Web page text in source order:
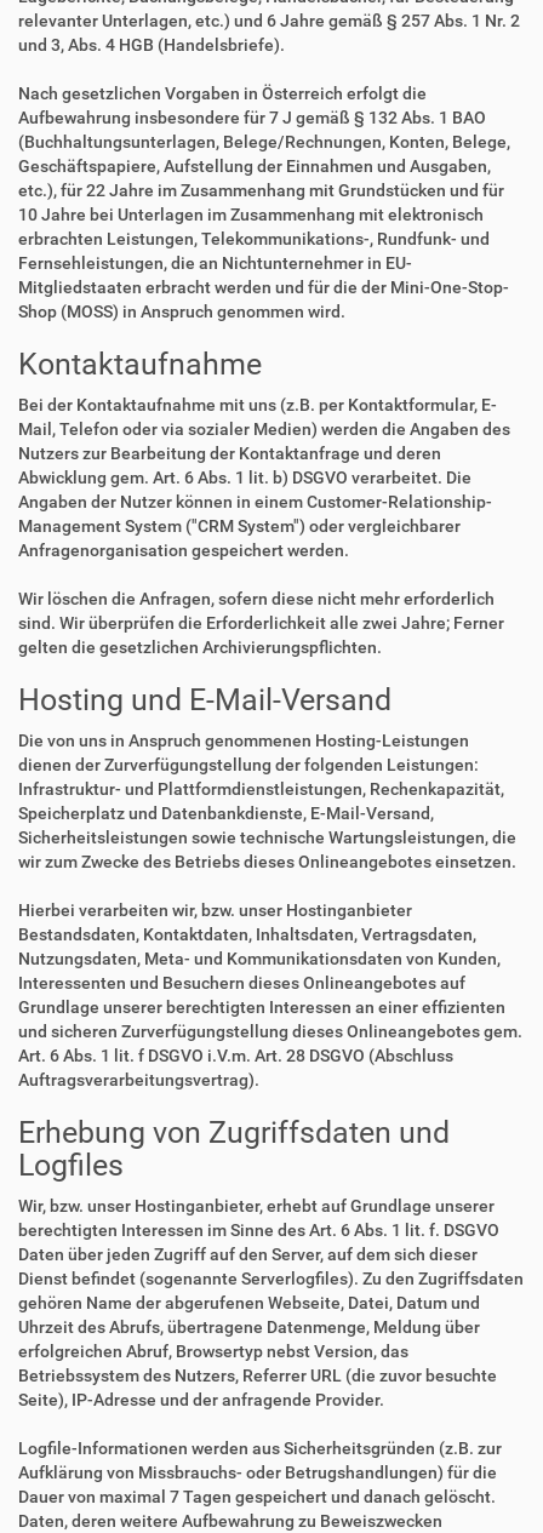
relevanter Unterlagen, etc.) und 6 Jahre gemäß § 257 Abs. 1 Nr. 2
und 3, Abs. 4 HGB (Handelsbriefe).
Nach gesetzlichen Vorgaben in Österreich erfolgt die
Aufbewahrung insbesondere für 7 J gemäß § 132 Abs. 1 BAO
(Buchhaltungsunterlagen, Belege/Rechnungen, Konten, Belege,
Geschäftspapiere, Aufstellung der Einnahmen und Ausgaben,
etc.), für 22 Jahre im Zusammenhang mit Grundstücken und für
10 Jahre bei Unterlagen im Zusammenhang mit elektronisch
erbrachten Leistungen, Telekommunikations-, Rundfunk- und
Fernsehleistungen, die an Nichtunternehmer in EU-
Mitgliedstaaten erbracht werden und für die der Mini-One-Stop-
Shop (MOSS) in Anspruch genommen wird.
Kontaktaufnahme
Bei der Kontaktaufnahme mit uns (z.B. per Kontaktformular, E-
Mail, Telefon oder via sozialer Medien) werden die Angaben des
Nutzers zur Bearbeitung der Kontaktanfrage und deren
Abwicklung gem. Art. 6 Abs. 1 lit. b) DSGVO verarbeitet. Die
Angaben der Nutzer können in einem Customer-Relationship-
Management System ("CRM System") oder vergleichbarer
Anfragenorganisation gespeichert werden.
Wir löschen die Anfragen, sofern diese nicht mehr erforderlich
sind. Wir überprüfen die Erforderlichkeit alle zwei Jahre; Ferner
gelten die gesetzlichen Archivierungspflichten.
Hosting und E-Mail-Versand
Die von uns in Anspruch genommenen Hosting-Leistungen
dienen der Zurverfügungstellung der folgenden Leistungen:
Infrastruktur- und Plattformdienstleistungen, Rechenkapazität,
Speicherplatz und Datenbankdienste, E-Mail-Versand,
Sicherheitsleistungen sowie technische Wartungsleistungen, die
wir zum Zwecke des Betriebs dieses Onlineangebotes einsetzen.
Hierbei verarbeiten wir, bzw. unser Hostinganbieter
Bestandsdaten, Kontaktdaten, Inhaltsdaten, Vertragsdaten,
Nutzungsdaten, Meta- und Kommunikationsdaten von Kunden,
Interessenten und Besuchern dieses Onlineangebotes auf
Grundlage unserer berechtigten Interessen an einer effizienten
und sicheren Zurverfügungstellung dieses Onlineangebotes gem.
Art. 6 Abs. 1 lit. f DSGVO i.V.m. Art. 28 DSGVO (Abschluss
Auftragsverarbeitungsvertrag).
Erhebung von Zugriffsdaten und
Logfiles
Wir, bzw. unser Hostinganbieter, erhebt auf Grundlage unserer
berechtigten Interessen im Sinne des Art. 6 Abs. 1 lit. f. DSGVO
Daten über jeden Zugriff auf den Server, auf dem sich dieser
Dienst befindet (sogenannte Serverlogfiles). Zu den Zugriffsdaten
gehören Name der abgerufenen Webseite, Datei, Datum und
Uhrzeit des Abrufs, übertragene Datenmenge, Meldung über
erfolgreichen Abruf, Browsertyp nebst Version, das
Betriebssystem des Nutzers, Referrer URL (die zuvor besuchte
Seite), IP-Adresse und der anfragende Provider.
Logfile-Informationen werden aus Sicherheitsgründen (z.B. zur
Aufklärung von Missbrauchs- oder Betrugshandlungen) für die
Dauer von maximal 7 Tagen gespeichert und danach gelöscht.
Daten, deren weitere Aufbewahrung zu Beweiszwecken